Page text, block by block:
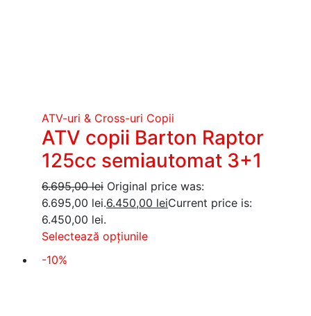
ATV-uri & Cross-uri Copii
ATV copii Barton Raptor
125cc semiautomat 3+1
6.695,00lei Original price was:
6.695,00 lei.6.450,00 leiCurrent price is:
6.450,00 lei.
Selectează opțiunile
-10%